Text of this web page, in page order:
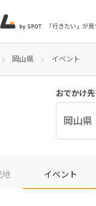
「行きたい」が
岡山県 イベント
おでかけ
岡山県
地 イベント